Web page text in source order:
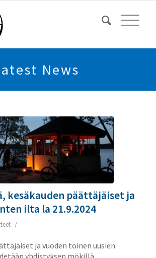
News
kesäkauden päättäjäiset ja
ilta la 21.9.2024
/
ja vuoden toinen uusien